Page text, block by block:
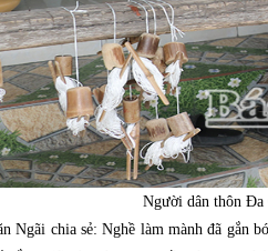
Người dân thôn Đa
Ngãi chia sẻ: Nghề làm mành đã gắn